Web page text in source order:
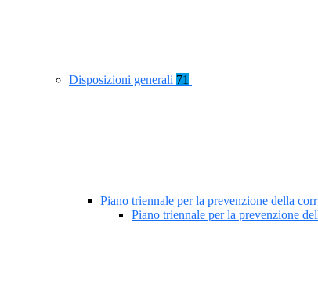
Disposizioni generali 71
Piano triennale per la prevenzione della
Piano triennale per la prevenzione